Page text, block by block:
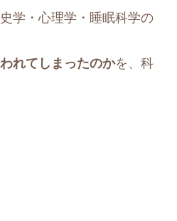
学・心理学・睡眠科学の
れてしまったのかを、科